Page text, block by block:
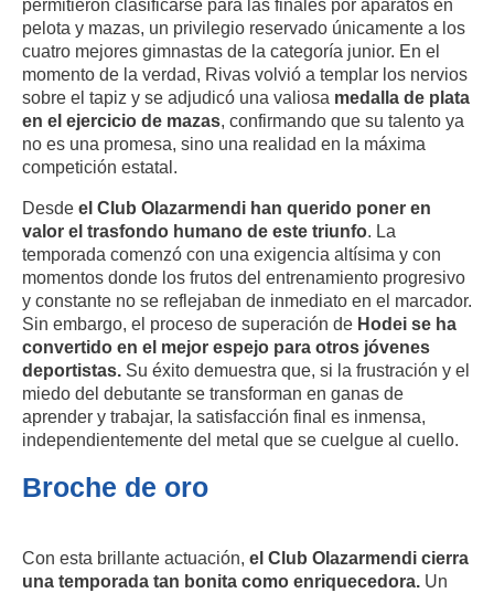
permitieron clasificarse para las finales por aparatos en
pelota y mazas, un privilegio reservado únicamente a los
cuatro mejores gimnastas de la categoría junior. En el
momento de la verdad, Rivas volvió a templar los nervios
sobre el tapiz y se adjudicó una valiosa medalla de plata
en el ejercicio de mazas, confirmando que su talento ya
no es una promesa, sino una realidad en la máxima
competición estatal.
Desde el Club Olazarmendi han querido poner en
valor el trasfondo humano de este triunfo. La
temporada comenzó con una exigencia altísima y con
momentos donde los frutos del entrenamiento progresivo
y constante no se reflejaban de inmediato en el marcador.
Sin embargo, el proceso de superación de Hodei se ha
convertido en el mejor espejo para otros jóvenes
deportistas. Su éxito demuestra que, si la frustración y el
miedo del debutante se transforman en ganas de
aprender y trabajar, la satisfacción final es inmensa,
independientemente del metal que se cuelgue al cuello.
Broche de oro
Con esta brillante actuación, el Club Olazarmendi cierra
una temporada tan bonita como enriquecedora. Un